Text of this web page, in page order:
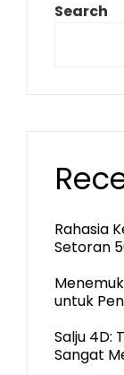
Search
Rahasia
Setoran
untuk
Salju 4D:
Sangat